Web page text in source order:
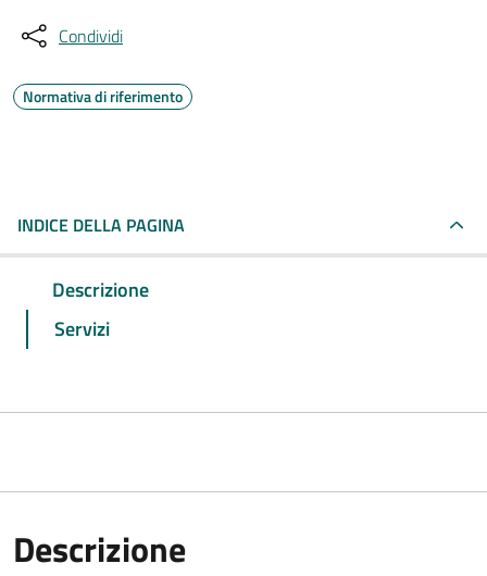
Condividi
Normativa di riferimento
INDICE DELLA PAGINA
Descrizione
Servizi
Descrizione